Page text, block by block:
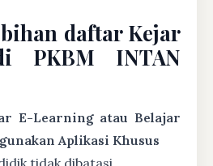
daftar Kejar
PKBM INTAN
E-Learning atau Belajar
Aplikasi Khusus
tidak dibatasi